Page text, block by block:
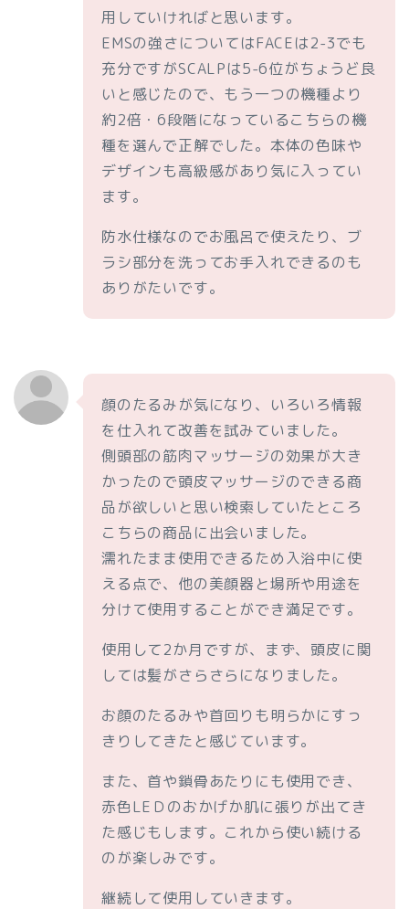
用していければと思います。
EMSの強さについてはFACEは2-3でも
充分ですがSCALPは5-6位がちょうど良
いと感じたので、もう一つの機種より
約2倍・6段階になっているこちらの機
種を選んで正解でした。本体の色味や
デザインも高級感があり気に入ってい
ます。
防水仕様なのでお風呂で使えたり、ブ
ラシ部分を洗ってお手入れできるのも
ありがたいです。
顔のたるみが気になり、いろいろ情報
を仕入れて改善を試みていました。
側頭部の筋肉マッサージの効果が大き
かったので頭皮マッサージのできる商
品が欲しいと思い検索していたところ
こちらの商品に出会いました。
濡れたまま使用できるため入浴中に使
える点で、他の美顔器と場所や用途を
分けて使用することができ満足です。
使用して2か月ですが、まず、頭皮に関
しては髪がさらさらになりました。
お顔のたるみや首回りも明らかにすっ
きりしてきたと感じています。
また、首や鎖骨あたりにも使用でき、
赤色LEＤのおかげか肌に張りが出てき
た感じもします。これから使い続ける
のが楽しみです。
継続して使用していきます。